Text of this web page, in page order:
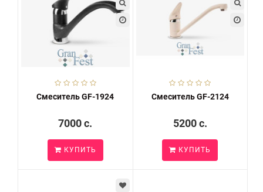
Смеситель GF-1924
7000 c.
КУПИТЬ
Смеситель GF-2124
5200 c.
КУПИТЬ